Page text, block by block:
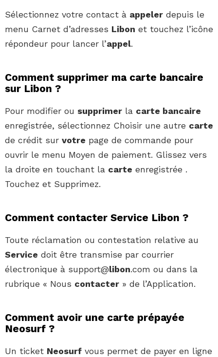
Sélectionnez votre contact à appeler depuis le
menu Carnet d’adresses Libon et touchez l’icône
répondeur pour lancer l’appel.
Comment supprimer ma carte bancaire
sur Libon ?
Pour modifier ou supprimer la carte bancaire
enregistrée, sélectionnez Choisir une autre carte
de crédit sur votre page de commande pour
ouvrir le menu Moyen de paiement. Glissez vers
la droite en touchant la carte enregistrée .
Touchez et Supprimez.
Comment contacter Service Libon ?
Toute réclamation ou contestation relative au
Service doit être transmise par courrier
électronique à support@libon.com ou dans la
rubrique « Nous contacter » de l’Application.
Comment avoir une carte prépayée
Neosurf ?
Un ticket Neosurf vous permet de payer en ligne